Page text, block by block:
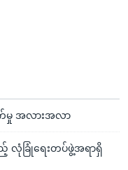
မှု အလားအလာ
လုံခြုံရေးတပ်ဖွဲ့အရာရှိ